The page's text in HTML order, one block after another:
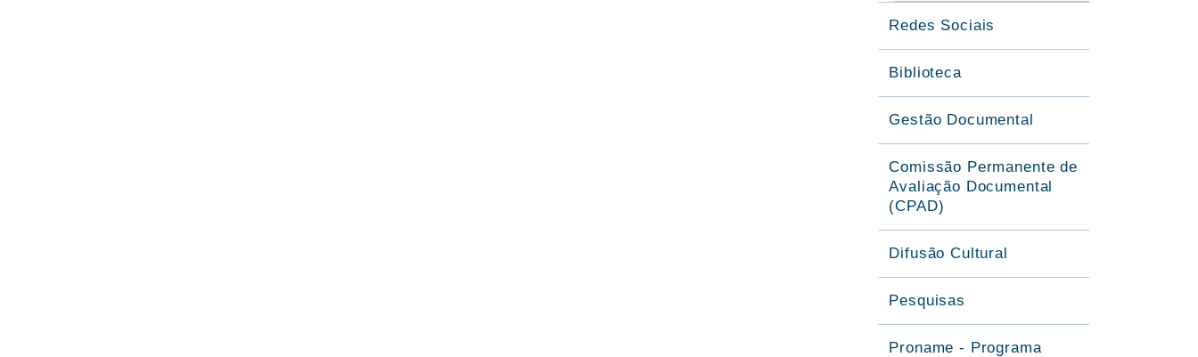
Redes Sociais
Biblioteca
Gestão Documental
Comissão Permanente de
Avaliação Documental
(CPAD)
Difusão Cultural
Pesquisas
Proname - Programa